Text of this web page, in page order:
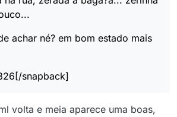
achar né? em bom estado mais
snapback]
volta e meia aparece uma boas,